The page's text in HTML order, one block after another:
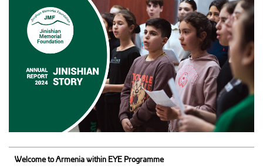
Welcome to Armenia within EYE Programme